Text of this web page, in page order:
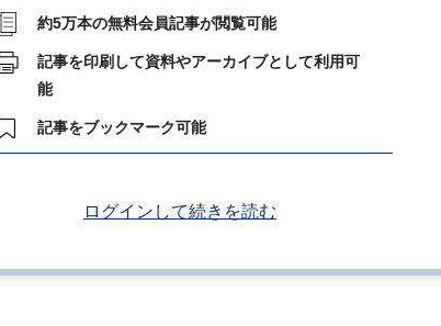
約5万本の無料会員記事が閲覧可能
記事を印刷して資料やアーカイブとして利用可
能
記事をブックマーク可能
ログインして続きを読む